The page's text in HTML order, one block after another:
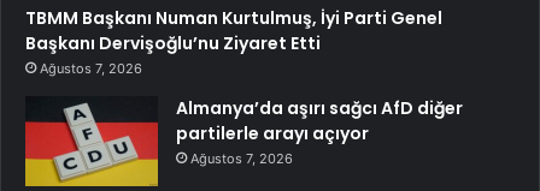
TBMM Başkanı Numan Kurtulmuş, İyi Parti Genel
Başkanı Dervişoğlu’nu Ziyaret Etti
Ağustos 7, 2026
Almanya’da aşırı sağcı AfD diğer
partilerle arayı açıyor
Ağustos 7, 2026